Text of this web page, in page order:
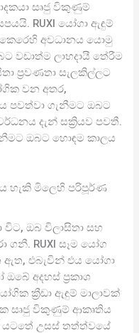
සෘජු විකුණුම්
RUXI යෝගා ඇඳුම්
අවධානය යොමු
වඩාත්ම ලාභදායී තේරීම
ප්‍රවණතා සැලකිල්ලට
වන අතර,
පවත්වා ගැනීමට ඔබට
දැන් සක්‍රියව පවතී.
ඔබට හොඳම කාලය
හැකි මිලෙහි පරිපූර්ණ
විට, ඔබ විලාසිතා සහ
ගනී. RUXI සෑම යෝග
එබැවින් එය යෝගා
අදහස් ප්‍රකාශ
ක්‍රීඩා ඇඳුම් මාලාවක්
සෘජු විකුණුම් ආකෘතිය
යටතේ උසස් තත්ත්වයේ